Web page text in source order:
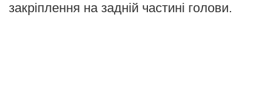
закріплення на задній частині голови.